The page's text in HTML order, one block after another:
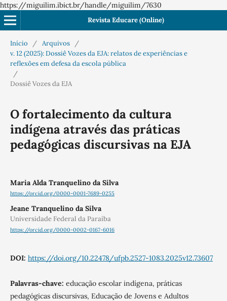
https://miguilim.ibict.br/handle/miguilim/7630
Revista Educare (Online)
Início / Arquivos
/
v. 12 (2025): Dossiê Vozes da EJA: relatos de experiências e
reflexões em defesa da escola pública
/
Dossiê Vozes da EJA
O fortalecimento da cultura
indígena através das práticas
pedagógicas discursivas na EJA
Maria Alda Tranquelino da Silva
https://orcid.org/0000-0001-7689-0255
Jeane Tranquelino da Silva
Universidade Federal da Paraíba
https://orcid.org/0000-0002-0167-6016
DOI: https://doi.org/10.22478/ufpb.2527-1083.2025v12.73607
Palavras-chave: educação escolar indígena, práticas
pedagógicas discursivas, Educação de Jovens e Adultos